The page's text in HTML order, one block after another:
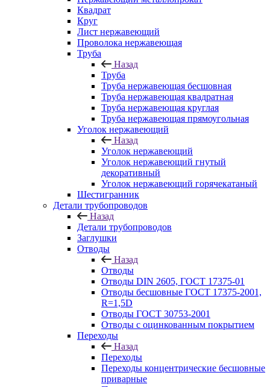
Квадрат
Круг
Лист нержавеющий
Проволока нержавеющая
Труба
Назад
Труба
Труба нержавеющая бесшовная
Труба нержавеющая квадратная
Труба нержавеющая круглая
Труба нержавеющая прямоугольная
Уголок нержавеющий
Назад
Уголок нержавеющий
Уголок нержавеющий гнутый
декоративный
Уголок нержавеющий горячекатаный
Шестигранник
Детали трубопроводов
Назад
Детали трубопроводов
Заглушки
Отводы
Назад
Отводы
Отводы DIN 2605, ГОСТ 17375-01
Отводы бесшовные ГОСТ 17375-2001,
R=1,5D
Отводы ГОСТ 30753-2001
Отводы с оцинкованным покрытием
Переходы
Назад
Переходы
Переходы концентрические бесшовные
приварные